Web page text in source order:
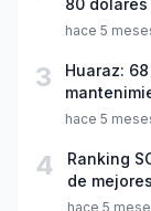
hace 5
3
Huaraz:
año
hace 5
4
Ranking
de
hace 5